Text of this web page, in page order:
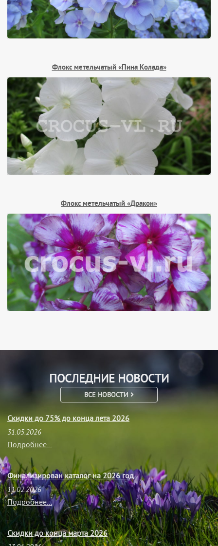
Флокс метельчатый «Пина Колада»
Флокс метельчатый «Дракон»
ПОСЛЕДНИЕ НОВОСТИ
ВСЕ НОВОСТИ
Скидки до 75% до конца лета 2026
31.05.2026
Подробнее...
Финализирован каталог на 2026 год
11.02.2026
Подробнее...
Скидки до конца марта 2026